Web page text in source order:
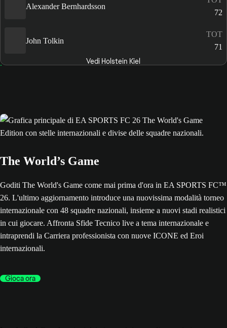
Alexander Bernhardsson
72
John Tolkin
TOT
71
Vedi Holstein Kiel
The World’s Game
Goditi The World's Game come mai prima d'ora in EA SPORTS FC™
26. L'ultimo aggiornamento introduce una nuovissima modalità torneo
internazionale con 48 squadre nazionali, insieme a nuovi stadi realistici
in cui giocare. Affronta Sfide Tecnico live a tema internazionale e
intraprendi la Carriera professionista con nuove ICONE ed Eroi
internazionali.
Gioca ora